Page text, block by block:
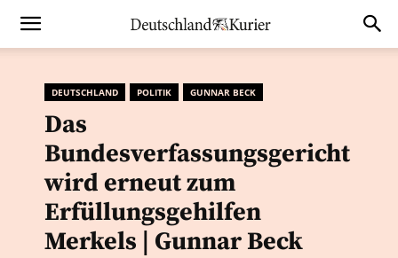
DEUTSCHLAND POLITIK GUNNAR BECK
Das
Bundesverfassungsgericht
wird erneut zum
Erfüllungsgehilfen
Merkels | Gunnar Beck